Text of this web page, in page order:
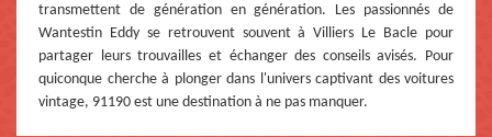
transmettent de génération en génération. Les passionnés de
Wantestin Eddy se retrouvent souvent à Villiers Le Bacle pour
partager leurs trouvailles et échanger des conseils avisés. Pour
quiconque cherche à plonger dans l'univers captivant des voitures
vintage, 91190 est une destination à ne pas manquer.